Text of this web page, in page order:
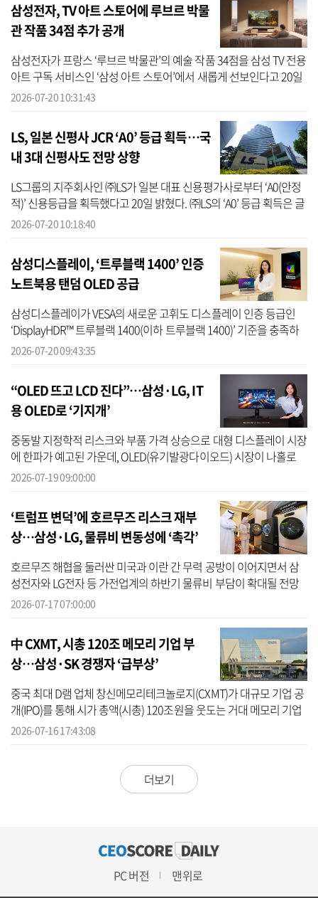
삼성전자, TV 아트 스토어에 루브르 박물
관 작품 34점 추가 공개
삼성전자가 프랑스 ‘루브르 박물관’의 예술 작품 34점을 삼성 TV 전용
아트 구독 서비스인 ‘삼성 아트 스토어’에서 새롭게 선보인다고 20일
밝혔다. 삼성 아트 스토어는 전 세계 유수의 미술관과 예술 작가들의
2026-07-20 10:31:43
LS, 일본 신평사 JCR ‘A0’ 등급 획득…국
내 3대 신평사도 전망 상향
LS그룹의 지주회사인 ㈜LS가 일본 대표 신용평가사로부터 ‘A0(안정
적)’ 신용등급을 획득했다고 20일 밝혔다. ㈜LS의 ‘A0’ 등급 획득은 글
로벌 자본시장에서 안정적인 신용도를 공인받은 것으로, LS의 사업
2026-07-20 10:18:40
삼성디스플레이, ‘트루블랙 1400’ 인증
노트북용 탠덤 OLED 공급
삼성디스플레이가 VESA의 새로운 고휘도 디스플레이 인증 등급인
‘DisplayHDR™ 트루블랙 1400(이하 트루블랙 1400)’ 기준을 충족하
는 노트북용 탠덤 OLED(유기발광다이오드)를 본격 공급한다고 20일
2026-07-20 09:43:35
“OLED 뜨고 LCD 진다”…삼성·LG, IT
용 OLED로 ‘기지개’
중동발 지정학적 리스크와 부품 가격 상승으로 대형 디스플레이 시장
에 한파가 예고된 가운데, OLED(유기발광다이오드) 시장이 나홀로
성장세를 이어가고 있다. 특히 삼성디스플레이와 LG디스플레이가 주
2026-07-19 09:00:00
‘트럼프 변덕’에 호르무즈 리스크 재부
상…삼성·LG, 물류비 변동성에 ‘촉각’
호르무즈 해협을 둘러싼 미국과 이란 간 무력 공방이 이어지면서 삼
성전자와 LG전자 등 가전업계의 하반기 물류비 부담이 확대될 전망
이다. 미국과 이란 간 종전 협상으로 한때 해협 통행 정상화 기대감이
2026-07-17 07:00:00
中 CXMT, 시총 120조 메모리 기업 부
상…삼성·SK 경쟁자 ‘급부상’
중국 최대 D램 업체 창신메모리테크놀로지(CXMT)가 대규모 기업 공
개(IPO)를 통해 시가 총액(시총) 120조원을 웃도는 거대 메모리 기업
으로 도약한다. 고대역폭메모리(HBM) 경쟁력 강화에 나선 CXMT가
2026-07-16 17:43:08
더보기
PC 버전 맨위로